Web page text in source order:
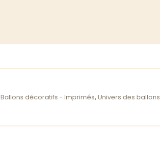
Ballons décoratifs - Imprimés, Univers des ballons